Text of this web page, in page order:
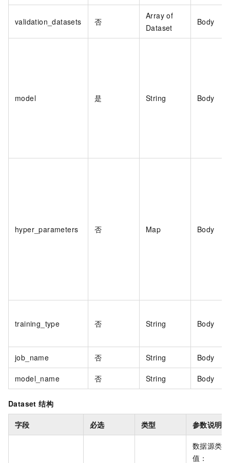
validation_datasets 否
Array of
Dataset
Body
model 是 String Body
hyper_parameters 否 Map Body
training_type 否 String Body
job_name 否 String Body
model_name 否 String Body
Dataset 结构
字段 必选 类型 参数说明
数据源类
值：